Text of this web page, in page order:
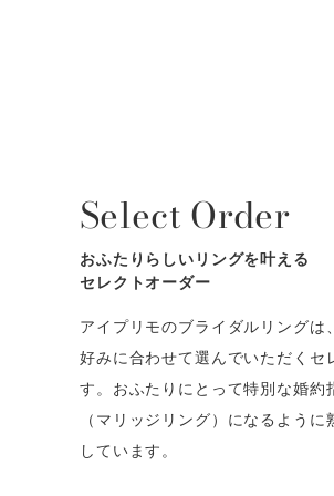
Select Order
おふたりらしいリングを叶える
セレクトオーダー
アイプリモのブライダルリング
好みに合わせて選んでいただく
す。おふたりにとって特別な婚
（マリッジリング）になるよう
しています。